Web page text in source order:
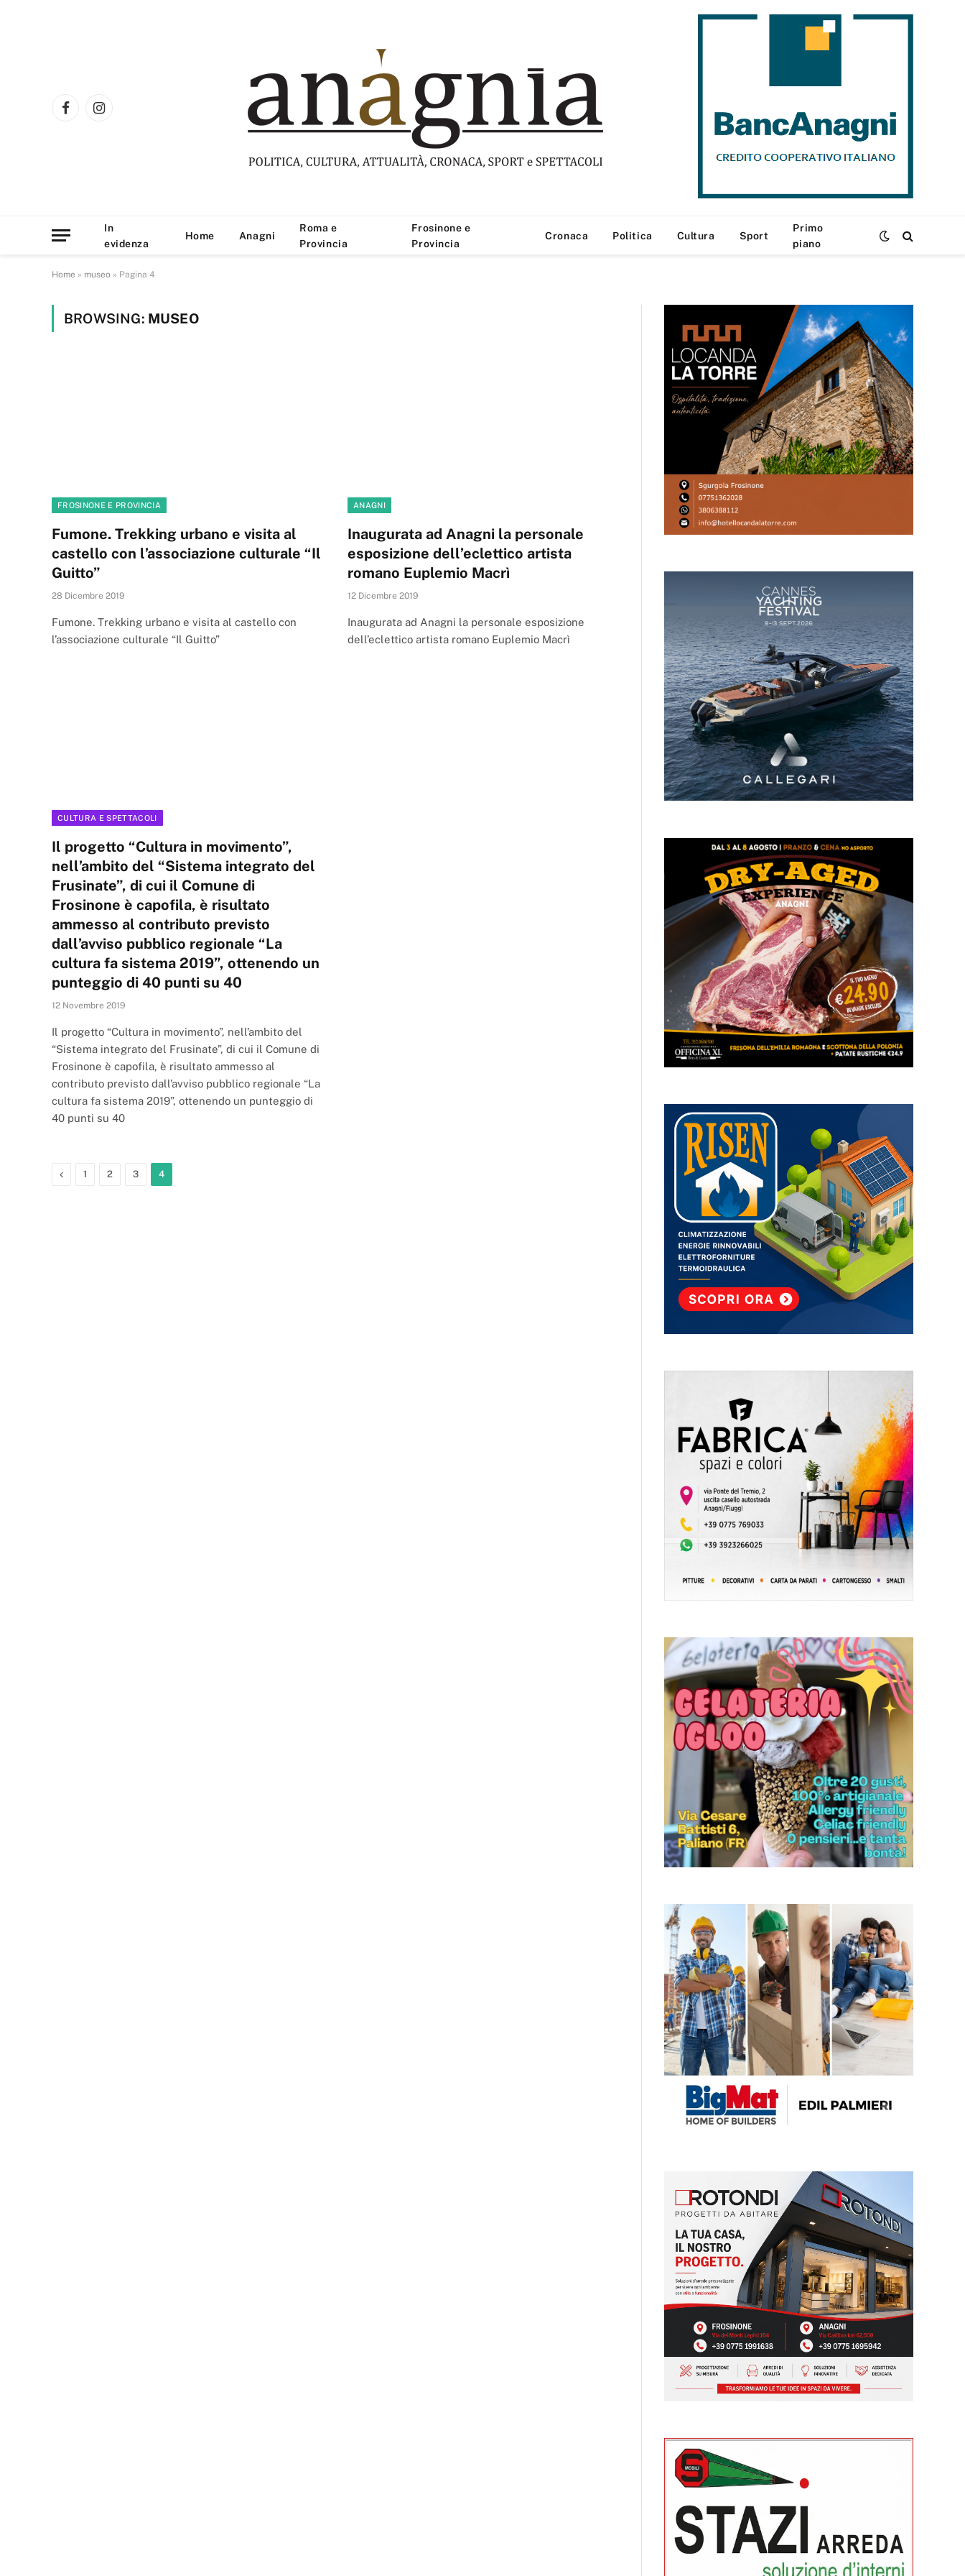
FacebookInstagram
In
evidenza
Home Anagni
Roma e
Provincia
Frosinone e
Provincia
Cronaca Politica Cultura Sport
Primo
piano
Home » museo » Pagina 4
BROWSING: MUSEO
FROSINONE E PROVINCIA
Fumone. Trekking urbano e visita al
castello con l’associazione culturale “Il
Guitto”
28 Dicembre 2019
Fumone. Trekking urbano e visita al castello con
l’associazione culturale “Il Guitto”
ANAGNI
Inaugurata ad Anagni la personale
esposizione dell’eclettico artista
romano Euplemio Macrì
12 Dicembre 2019
Inaugurata ad Anagni la personale esposizione
dell’eclettico artista romano Euplemio Macrì
CULTURA E SPETTACOLI
Il progetto “Cultura in movimento”,
nell’ambito del “Sistema integrato del
Frusinate”, di cui il Comune di
Frosinone è capofila, è risultato
ammesso al contributo previsto
dall’avviso pubblico regionale “La
cultura fa sistema 2019”, ottenendo un
punteggio di 40 punti su 40
12 Novembre 2019
Il progetto “Cultura in movimento”, nell’ambito del
“Sistema integrato del Frusinate”, di cui il Comune di
Frosinone è capofila, è risultato ammesso al
contributo previsto dall’avviso pubblico regionale “La
cultura fa sistema 2019”, ottenendo un punteggio di
40 punti su 40
Previous
1 2 3 4